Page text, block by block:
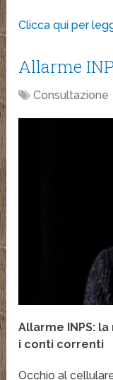
Clicca qui per
Allarme
Consultazione
Allarme INPS:
i conti correnti
Occhio al